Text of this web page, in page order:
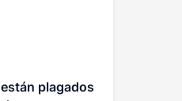
plagados